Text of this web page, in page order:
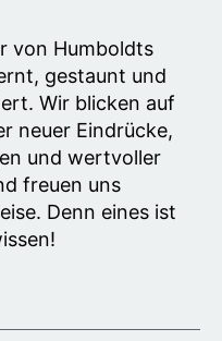
von Humboldts
gestaunt und
Wir blicken auf
neuer Eindrücke,
und wertvoller
freuen uns
Denn eines ist